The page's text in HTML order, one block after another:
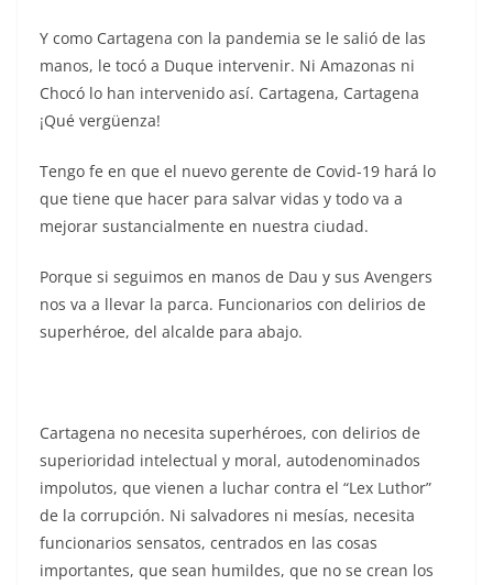
Y como Cartagena con la pandemia se le salió de las
manos, le tocó a Duque intervenir. Ni Amazonas ni
Chocó lo han intervenido así. Cartagena, Cartagena
¡Qué vergüenza!
Tengo fe en que el nuevo gerente de Covid-19 hará lo
que tiene que hacer para salvar vidas y todo va a
mejorar sustancialmente en nuestra ciudad.
Porque si seguimos en manos de Dau y sus Avengers
nos va a llevar la parca. Funcionarios con delirios de
superhéroe, del alcalde para abajo.
Cartagena no necesita superhéroes, con delirios de
superioridad intelectual y moral, autodenominados
impolutos, que vienen a luchar contra el “Lex Luthor”
de la corrupción. Ni salvadores ni mesías, necesita
funcionarios sensatos, centrados en las cosas
importantes, que sean humildes, que no se crean los